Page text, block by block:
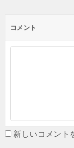
コメント
新しいコメント